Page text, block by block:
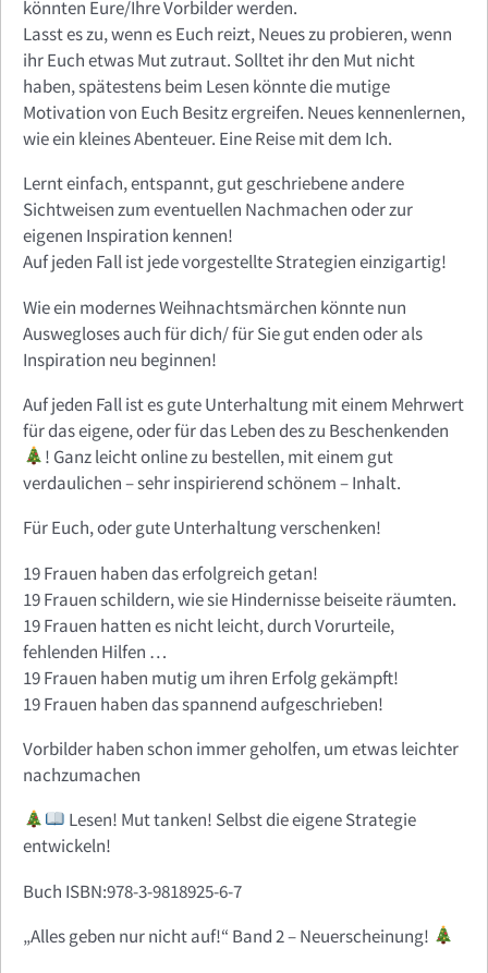
könnten Eure/Ihre Vorbilder werden.
Lasst es zu, wenn es Euch reizt, Neues zu probieren, wenn
ihr Euch etwas Mut zutraut. Solltet ihr den Mut nicht
haben, spätestens beim Lesen könnte die mutige
Motivation von Euch Besitz ergreifen. Neues kennenlernen,
wie ein kleines Abenteuer. Eine Reise mit dem Ich.
Lernt einfach, entspannt, gut geschriebene andere
Sichtweisen zum eventuellen Nachmachen oder zur
eigenen Inspiration kennen!
Auf jeden Fall ist jede vorgestellte Strategien einzigartig!
Wie ein modernes Weihnachtsmärchen könnte nun
Auswegloses auch für dich/ für Sie gut enden oder als
Inspiration neu beginnen!
Auf jeden Fall ist es gute Unterhaltung mit einem Mehrwert
für das eigene, oder für das Leben des zu Beschenkenden
! Ganz leicht online zu bestellen, mit einem gut
verdaulichen – sehr inspirierend schönem – Inhalt.
Für Euch, oder gute Unterhaltung verschenken!
19 Frauen haben das erfolgreich getan!
19 Frauen schildern, wie sie Hindernisse beiseite räumten.
19 Frauen hatten es nicht leicht, durch Vorurteile,
fehlenden Hilfen …
19 Frauen haben mutig um ihren Erfolg gekämpft!
19 Frauen haben das spannend aufgeschrieben!
Vorbilder haben schon immer geholfen, um etwas leichter
nachzumachen
Lesen! Mut tanken! Selbst die eigene Strategie
entwickeln!
Buch ISBN:978-3-9818925-6-7
„Alles geben nur nicht auf!“ Band 2 – Neuerscheinung!